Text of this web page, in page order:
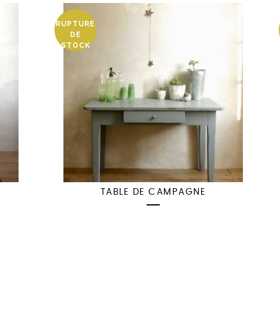
RUPTURE
DE
STOCK
TABLE DE CAMPAGNE